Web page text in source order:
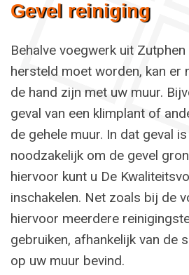
Gevel reiniging
Behalve voegwerk uit
hersteld moet worden, kan er
de hand zijn met uw muur.
geval van een klimplant of
de gehele muur. In dat geval
noodzakelijk om de gevel
hiervoor kunt u De
inschakelen. Net zoals bij de
hiervoor meerdere
gebruiken, afhankelijk van de
op uw muur bevind.